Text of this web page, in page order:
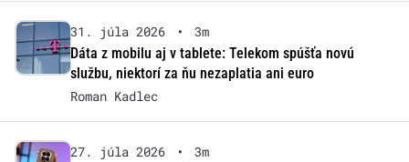
31. júla 2026 •
3m
Dáta z mobilu aj v tablete: Telekom spúšťa novú
službu, niektorí za ňu nezaplatia ani euro
Roman Kadlec
27. júla 2026 •
3m